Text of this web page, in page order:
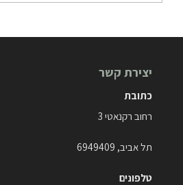
יצירת קשר
כתובת
רחוב רקנאטי 3
תל אביב, 6949409
טלפונים